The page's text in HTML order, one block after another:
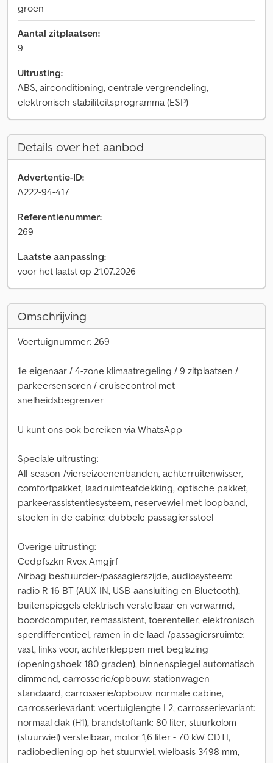
groen
Aantal zitplaatsen:
9
Uitrusting:
ABS, airconditioning, centrale vergrendeling,
elektronisch stabiliteitsprogramma (ESP)
Details over het aanbod
Advertentie-ID:
A222-94-417
Referentienummer:
269
Laatste aanpassing:
voor het laatst op 21.07.2026
Omschrijving
Voertuignummer: 269
1e eigenaar / 4-zone klimaatregeling / 9 zitplaatsen /
parkeersensoren / cruisecontrol met
snelheidsbegrenzer
U kunt ons ook bereiken via WhatsApp
Speciale uitrusting:
All-season-/vierseizoenenbanden, achterruitenwisser,
comfortpakket, laadruimteafdekking, optische pakket,
parkeerassistentiesysteem, reservewiel met loopband,
stoelen in de cabine: dubbele passagiersstoel
Overige uitrusting:
Cedpfszkn Rvex Amgjrf
Airbag bestuurder-/passagierszijde, audiosysteem:
radio R 16 BT (AUX-IN, USB-aansluiting en Bluetooth),
buitenspiegels elektrisch verstelbaar en verwarmd,
boordcomputer, remassistent, toerenteller, elektronisch
sperdifferentieel, ramen in de laad-/passagiersruimte: -
vast, links voor, achterkleppen met beglazing
(openingshoek 180 graden), binnenspiegel automatisch
dimmend, carrosserie/opbouw: stationwagen
standaard, carrosserie/opbouw: normale cabine,
carrosserievariant: voertuiglengte L2, carrosserievariant:
normaal dak (H1), brandstoftank: 80 liter, stuurkolom
(stuurwiel) verstelbaar, motor 1,6 liter - 70 kW CDTI,
radiobediening op het stuurwiel, wielbasis 3498 mm,